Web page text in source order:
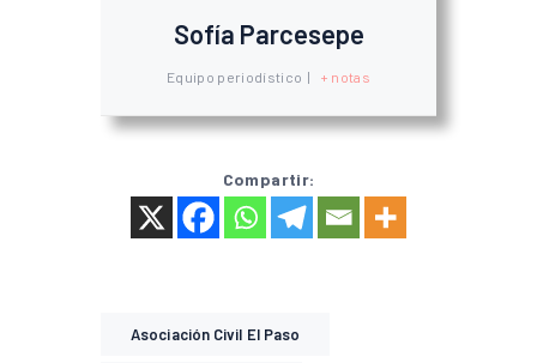
Sofía Parcesepe
Equipo periodístico | + notas
Compartir:
Asociación Civil El Paso